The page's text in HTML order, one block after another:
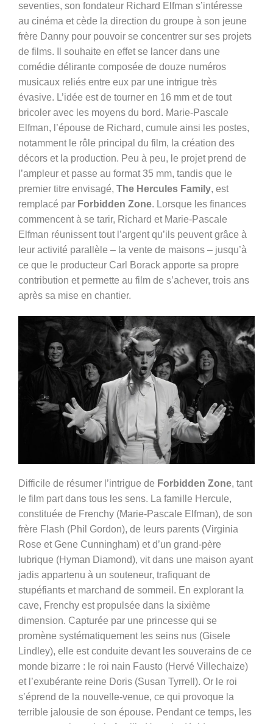
seventies, son fondateur Richard Elfman s’intéresse
au cinéma et cède la direction du groupe à son jeune
frère Danny pour pouvoir se concentrer sur ses projets
de films. Il souhaite en effet se lancer dans une
comédie délirante composée de douze numéros
musicaux reliés entre eux par une intrigue très
évasive. L’idée est de tourner en 16 mm et de tout
bricoler avec les moyens du bord. Marie-Pascale
Elfman, l’épouse de Richard, cumule ainsi les postes,
notamment le rôle principal du film, la création des
décors et la production. Peu à peu, le projet prend de
l’ampleur et passe au format 35 mm, tandis que le
premier titre envisagé, The Hercules Family, est
remplacé par Forbidden Zone. Lorsque les finances
commencent à se tarir, Richard et Marie-Pascale
Elfman réunissent tout l’argent qu’ils peuvent grâce à
leur activité parallèle – la vente de maisons – jusqu’à
ce que le producteur Carl Borack apporte sa propre
contribution et permette au film de s’achever, trois ans
après sa mise en chantier.
Difficile de résumer l’intrigue de Forbidden Zone, tant
le film part dans tous les sens. La famille Hercule,
constituée de Frenchy (Marie-Pascale Elfman), de son
frère Flash (Phil Gordon), de leurs parents (Virginia
Rose et Gene Cunningham) et d’un grand-père
lubrique (Hyman Diamond), vit dans une maison ayant
jadis appartenu à un souteneur, trafiquant de
stupéfiants et marchand de sommeil. En explorant la
cave, Frenchy est propulsée dans la sixième
dimension. Capturée par une princesse qui se
promène systématiquement les seins nus (Gisele
Lindley), elle est conduite devant les souverains de ce
monde bizarre : le roi nain Fausto (Hervé Villechaize)
et l’exubérante reine Doris (Susan Tyrrell). Or le roi
s’éprend de la nouvelle-venue, ce qui provoque la
terrible jalousie de son épouse. Pendant ce temps, les